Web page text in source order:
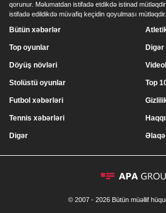
qorunur. Məlumatdan istifadə etdikdə istinad
istifadə edildikdə müvafiq keçidin qoyulması mütləqdir.
Bütün xəbərlər
Top oyunlar
Döyüş növləri
Stolüstü oyunlar Top
Futbol xəbərləri
Tennis xəbərləri
Digər Əlaqə
© 2007 - 2026 Bütün müəllif